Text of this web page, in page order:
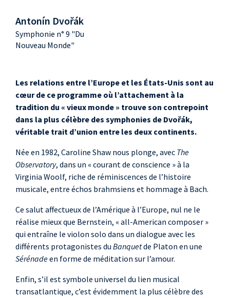
Antonín Dvořák
Symphonie n° 9 "Du
Nouveau Monde"
Les relations entre l’Europe et les États-Unis sont au
cœur de ce programme où l’attachement à la
tradition du « vieux monde » trouve son contrepoint
dans la plus célèbre des symphonies de Dvořák,
véritable trait d’union entre les deux continents.
Née en 1982, Caroline Shaw nous plonge, avec The
Observatory, dans un « courant de conscience » à la
Virginia Woolf, riche de réminiscences de l’histoire
musicale, entre échos brahmsiens et hommage à Bach.
Ce salut affectueux de l’Amérique à l’Europe, nul ne le
réalise mieux que Bernstein, « all-American composer »
qui entraîne le violon solo dans un dialogue avec les
différents protagonistes du Banquetde Platon en une
Sérénadeen forme de méditation sur l’amour.
Enfin, s’il est symbole universel du lien musical
transatlantique, c’est évidemment la plus célèbre des